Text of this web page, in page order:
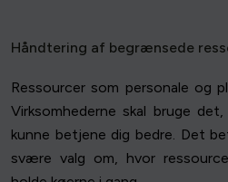
Håndtering af begrænsede
Ressourcer som personale og
Virksomhederne skal bruge
kunne betjene dig bedre. Det
svære valg om, hvor